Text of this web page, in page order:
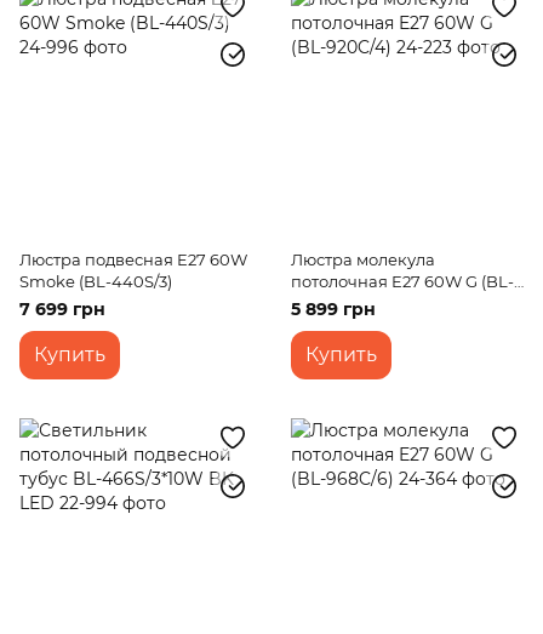
Люстра подвесная E27 60W
Smoke (BL-440S/3)
7 699 грн
Купить
Люстра молекула
потолочная E27 60W G (BL-
920C/4)
5 899 грн
Купить